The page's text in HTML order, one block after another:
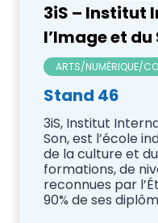
3iS – Institut
l’Image et du
ARTS/NUMÉRIQUE/
Stand 46
3iS, Institut
Son, est l’école
de la culture et
formations, de
reconnues par
90% de ses